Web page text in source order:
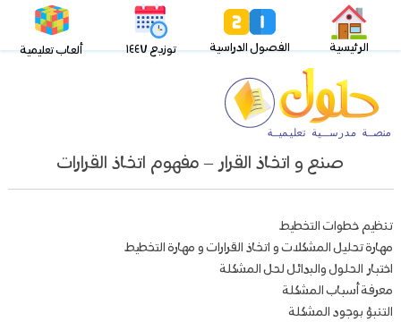
الرئيسية الفصول الدراسية توزيع ١٤٤٧ ألعاب تعليمية
صنع و اتخاذ القرار – مفهوم اتخاذ القرارات
تنظيم خطوات التخطيط
مهارة تحليل المشكلات و اتخاذ القرارات و مهارة التخطيط
اختبار الحلول والبدائل لحل المشكلة
معرفة أسباب المشكلة
التنبؤ بوجود المشكلة